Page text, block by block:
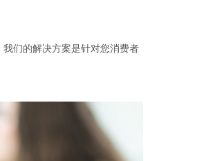
们的解决方案是针对您消费者